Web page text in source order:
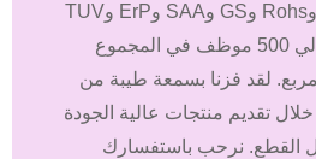
اجتازت المنتجات CE وRohs وGS وSAA وErP وTUV
وما إلى ذلك. يوجد حوالي 500 موظف في المجموع
20000 متر مربع. لقد فزنا بسمعة طيبة من
تقديم منتجات عالية الجودة
القطع. نرحب باستفسارك